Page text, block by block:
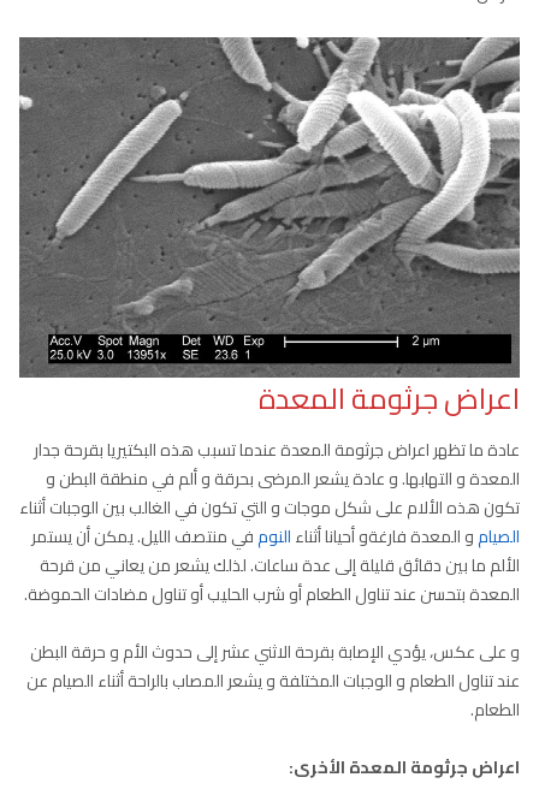
اعراض جرثومة المعدة
عادة ما تظهر اعراض جرثومة المعدة عندما تسبب هذه البكتيريا بقرحة جدار
المعدة و التهابها. و عادة يشعر المرضى بحرقة و ألم في منطقة البطن و
تكون هذه الألام على شكل موجات و التي تكون في الغالب بين الوجبات أثناء
الصيامو المعدة فارغةو أحيانا أثناءالنومفي منتصف الليل. يمكن أن يستمر
الألم ما بين دقائق قليلة إلى عدة ساعات. لذلك يشعر من يعاني من قرحة
المعدة بتحسن عند تناول الطعام أو شرب الحليب أو تناول مضادات الحموضة.
و على عكس، يؤدي الإصابة بقرحة الاثني عشر إلى حدوث الأم و حرقة البطن
عند تناول الطعام و الوجبات المختلفة و يشعر المصاب بالراحة أثناء الصيام عن
الطعام.
اعراض جرثومة المعدة الأخرى: